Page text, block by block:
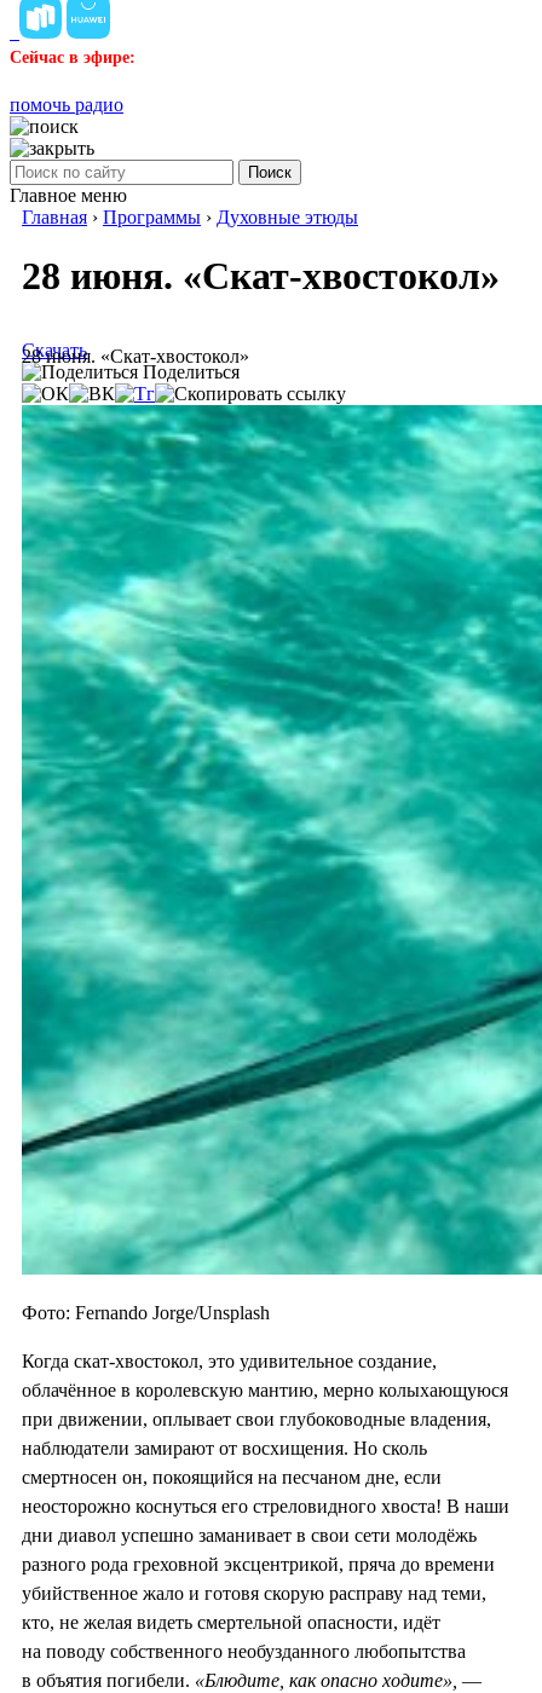
Сейчас в эфире:
помочь радио
Поиск
Главное меню
Главная › Программы › Духовные этюды
28 июня. «Скат-хвостокол»
28 июня. «Скат-хвостокол»
Скачать
Поделиться
Фото: Fernando Jorge/Unsplash
Когда скат-хвостокол, это удивительное создание,
облачённое в королевскую мантию, мерно колыхающуюся
при движении, оплывает свои глубоководные владения,
наблюдатели замирают от восхищения. Но сколь
смертносен он, покоящийся на песчаном дне, если
неосторожно коснуться его стреловидного хвоста! В наши
дни диавол успешно заманивает в свои сети молодёжь
разного рода греховной эксцентрикой, пряча до времени
убийственное жало и готовя скорую расправу над теми,
кто, не желая видеть смертельной опасности, идёт
на поводу собственного необузданного любопытства
в объятия погибели. «Блюдите, как опасно ходите», —